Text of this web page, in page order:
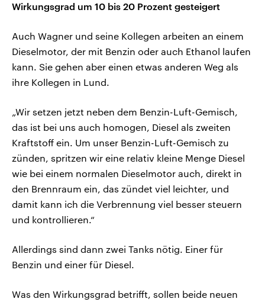
Wirkungsgrad um 10 bis 20 Prozent gesteigert
Auch Wagner und seine Kollegen arbeiten an einem
Dieselmotor, der mit Benzin oder auch Ethanol laufen
kann. Sie gehen aber einen etwas anderen Weg als
ihre Kollegen in Lund.
„Wir setzen jetzt neben dem Benzin-Luft-Gemisch,
das ist bei uns auch homogen, Diesel als zweiten
Kraftstoff ein. Um unser Benzin-Luft-Gemisch zu
zünden, spritzen wir eine relativ kleine Menge Diesel
wie bei einem normalen Dieselmotor auch, direkt in
den Brennraum ein, das zündet viel leichter, und
damit kann ich die Verbrennung viel besser steuern
und kontrollieren.“
Allerdings sind dann zwei Tanks nötig. Einer für
Benzin und einer für Diesel.
Was den Wirkungsgrad betrifft, sollen beide neuen